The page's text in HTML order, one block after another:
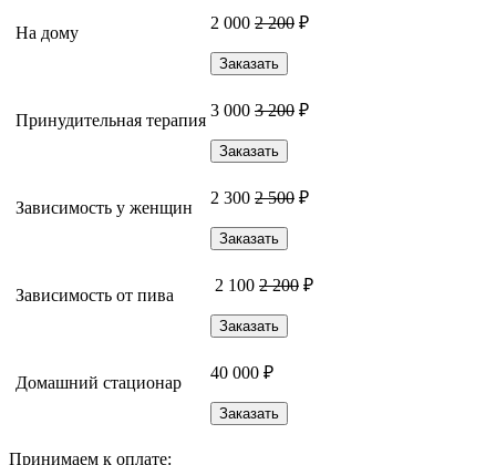
На дому
2 000 2 200 ₽
Заказать
Принудительная терапия
3 000 3 200 ₽
Заказать
Зависимость у женщин
2 300 2 500 ₽
Заказать
Зависимость от пива
2 100 2 200 ₽
Заказать
Домашний стационар
40 000 ₽
Заказать
Принимаем к оплате: